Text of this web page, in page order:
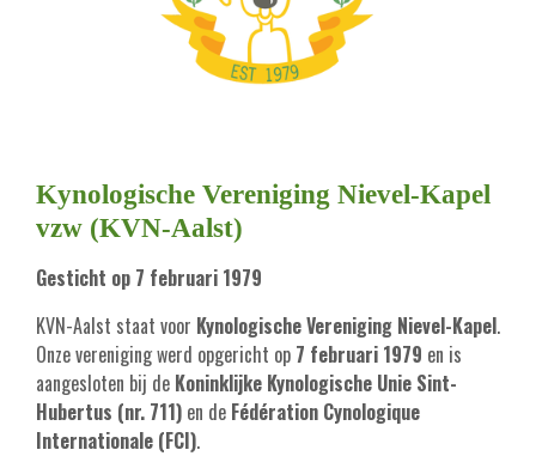
Kynologische Vereniging Nievel-Kapel
vzw (KVN-Aalst)
Gesticht op 7 februari 1979
KVN-Aalst staat voor Kynologische Vereniging Nievel-Kapel.
Onze vereniging werd opgericht op 7 februari 1979 en is
aangesloten bij de Koninklijke Kynologische Unie Sint-
Hubertus (nr. 711) en de Fédération Cynologique
Internationale (FCI).